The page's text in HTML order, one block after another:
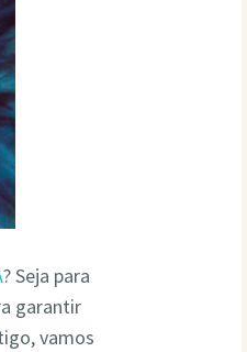
? Seja para
garantir
vamos